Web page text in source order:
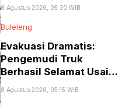
Sanksi Skorsing
8 Agustus 2026, 05:30 WIB
Buleleng
Evakuasi Dramatis:
Pengemudi Truk
Berhasil Selamat Usai
Maut di Gerokgak,
8 Agustus 2026, 05:15 WIB